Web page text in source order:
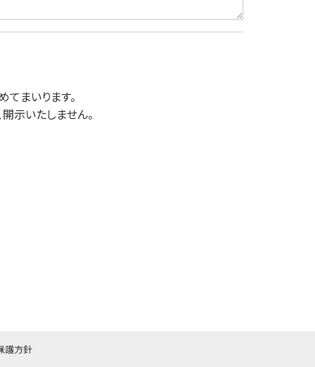
まいります。
示いたしません。
護方針